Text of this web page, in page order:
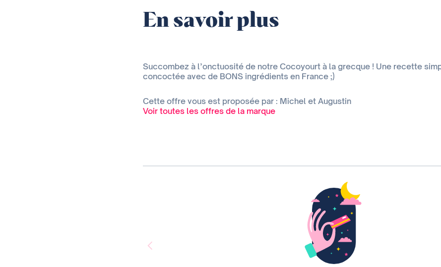
En savoir plus
Succombez à l’onctuosité de notre Cocoyourt à la grecque ! Une recette
concoctée avec de BONS ingrédients en France ;)
Cette offre vous est proposée par : Michel et Augustin
Voir toutes les offres de la marque